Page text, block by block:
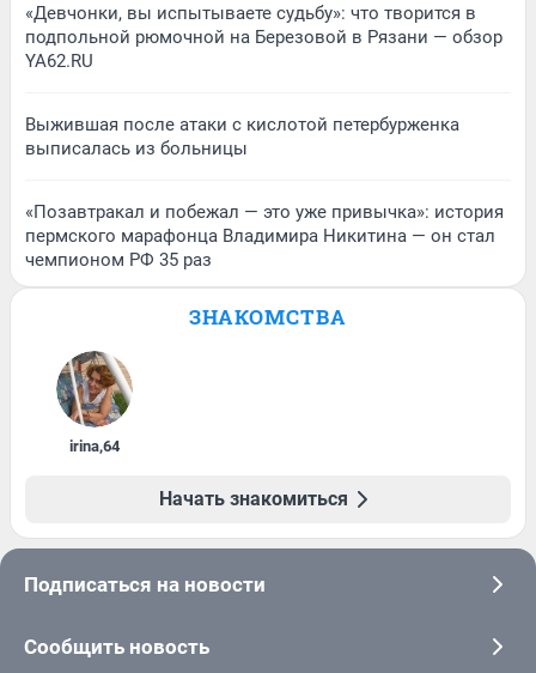
«Девчонки, вы испытываете судьбу»: что творится в
подпольной рюмочной на Березовой в Рязани — обзор
YA62.RU
Выжившая после атаки с кислотой петербурженка
выписалась из больницы
«Позавтракал и побежал — это уже привычка»: история
пермского марафонца Владимира Никитина — он стал
чемпионом РФ 35 раз
ЗНАКОМСТВА
irina,64
Начать знакомиться
Подписаться на новости
Сообщить новость